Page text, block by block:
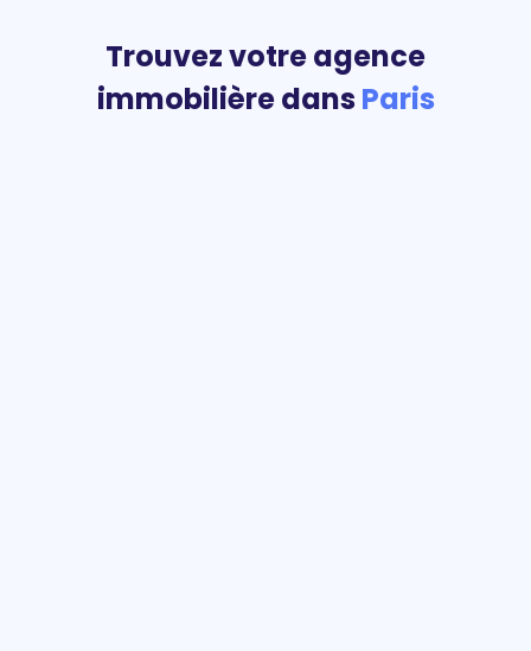
Trouvez votre agence
immobilière dansParis